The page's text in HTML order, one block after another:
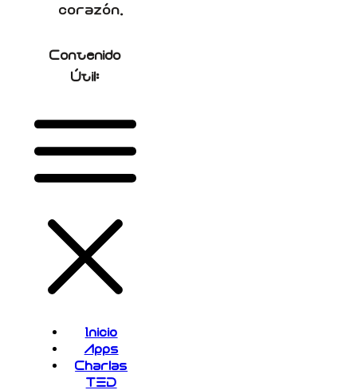
corazón.
Contenido
Útil:
Inicio
Apps
Charlas
TED